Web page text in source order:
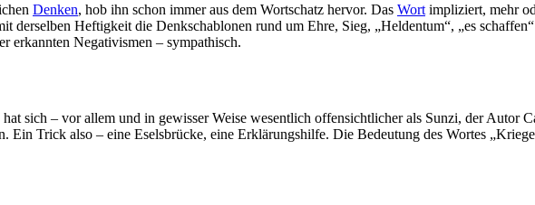
Denken, hob ihn schon immer aus dem Wortschatz hervor. Das Wort impliziert, mehr
derselben Heftigkeit die Denkschablonen rund um Ehre, Sieg, „Heldentum“, „es
erkannten Negativismen – sympathisch.
sich – vor allem und in gewisser Weise wesentlich offensichtlicher als Sunzi, der Autor
Ein Trick also – eine Eselsbrücke, eine Erklärungshilfe. Die Bedeutung des Wortes